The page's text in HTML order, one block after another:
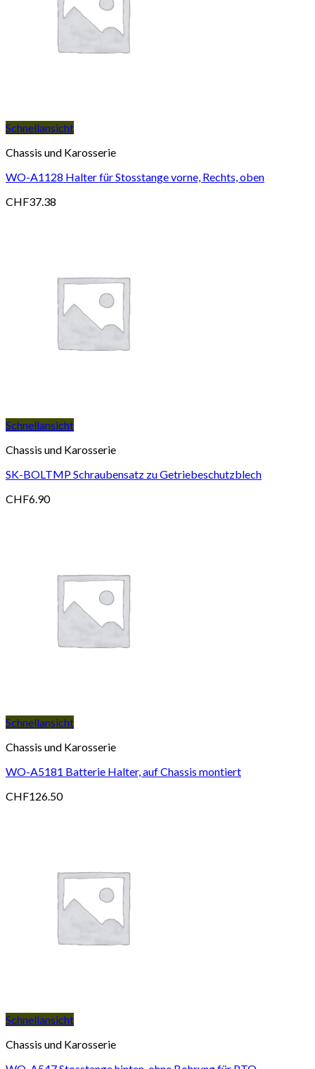
Schnellansicht
Chassis und Karosserie
WO-A1128 Halter für Stosstange vorne, Rechts, oben
CHF37.38
Schnellansicht
Chassis und Karosserie
SK-BOLTMP Schraubensatz zu Getriebeschutzblech
CHF6.90
Schnellansicht
Chassis und Karosserie
WO-A5181 Batterie Halter, auf Chassis montiert
CHF126.50
Schnellansicht
Chassis und Karosserie